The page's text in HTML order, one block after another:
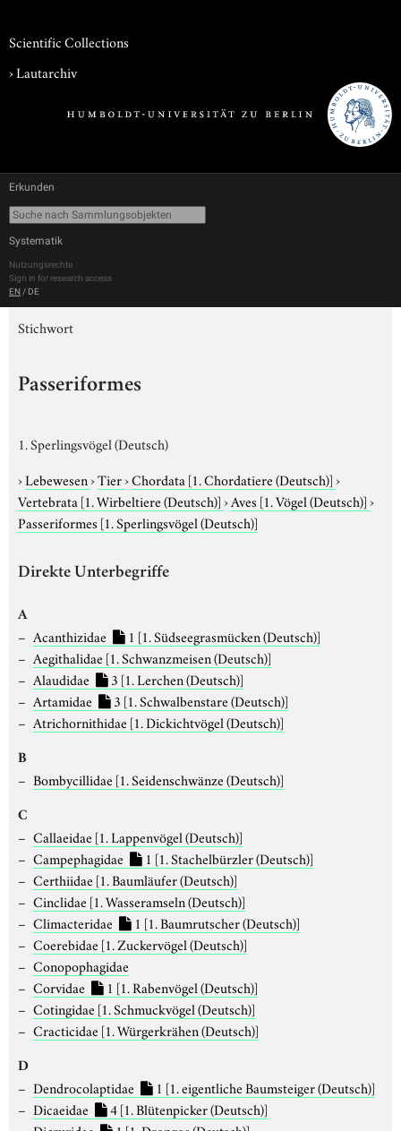
Scientific Collections
›Lautarchiv
Erkunden
Systematik
Nutzungsrechte
Sign in for research access
EN / DE
Stichwort
Passeriformes
1. Sperlingsvögel (Deutsch)
›Lebewesen›Tier›Chordata [1. Chordatiere (Deutsch)]›
Vertebrata [1. Wirbeltiere (Deutsch)]›Aves [1. Vögel (Deutsch)]›
Passeriformes [1. Sperlingsvögel (Deutsch)]
Direkte Unterbegriffe
A
Acanthizidae 1 [1. Südseegrasmücken (Deutsch)]
Aegithalidae [1. Schwanzmeisen (Deutsch)]
Alaudidae
3 [1. Lerchen (Deutsch)]
Artamidae
3 [1. Schwalbenstare (Deutsch)]
Atrichornithidae [1. Dickichtvögel (Deutsch)]
B
Bombycillidae [1. Seidenschwänze (Deutsch)]
C
Callaeidae [1. Lappenvögel (Deutsch)]
Campephagidae
1 [1. Stachelbürzler (Deutsch)]
Certhiidae [1. Baumläufer (Deutsch)]
Cinclidae [1. Wasseramseln (Deutsch)]
Climacteridae
1 [1. Baumrutscher (Deutsch)]
Coerebidae [1. Zuckervögel (Deutsch)]
Conopophagidae
Corvidae
1 [1. Rabenvögel (Deutsch)]
Cotingidae [1. Schmuckvögel (Deutsch)]
Cracticidae [1. Würgerkrähen (Deutsch)]
D
Dendrocolaptidae 1 [1. eigentliche Baumsteiger (Deutsch)]
Dicaeidae
4[1. Blütenpicker (Deutsch)]